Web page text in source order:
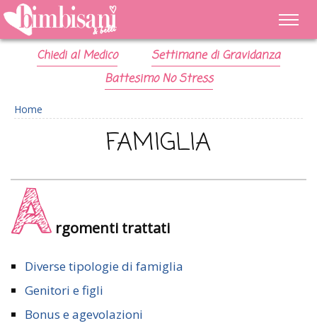
Chiedi al Medico
Settimane di Gravidanza
Battesimo No Stress
Home
FAMIGLIA
A rgomenti trattati
Diverse tipologie di famiglia
Genitori e figli
Bonus e agevolazioni